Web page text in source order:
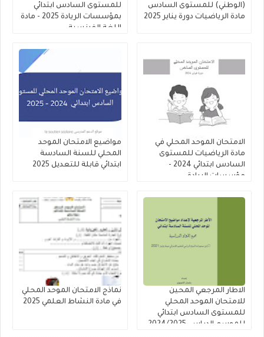
(الوطني) للمستوى السادس
مادة الرياضيات دورة يناير 2025
للمستوى السادس ابتدائي
بمؤسسات الريادة 2025 - مادة
اللغة الفرنسية
الامتحان الموحد المحلي في
مادة الرياضيات للمستوى
السادس ابتدائي 2024 -
مؤسسات الريادة
مواضيع الامتحان الموحد
المحلي للسنة السادسة
ابتدائي قابلة للتعديل 2025
الاطار المرجعي المحين
للامتحان الموحد المحلي
للمستوى السادس ابتدائي
للموسم الدراسي 2024/2025
نماذج الامتحان الموحد المحلي
في مادة النشاط العلمي 2025